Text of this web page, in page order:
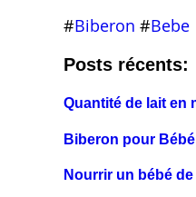
#Biberon #Bebe
Posts récents:
Quantité de lait en
Biberon pour
Nourrir un bébé